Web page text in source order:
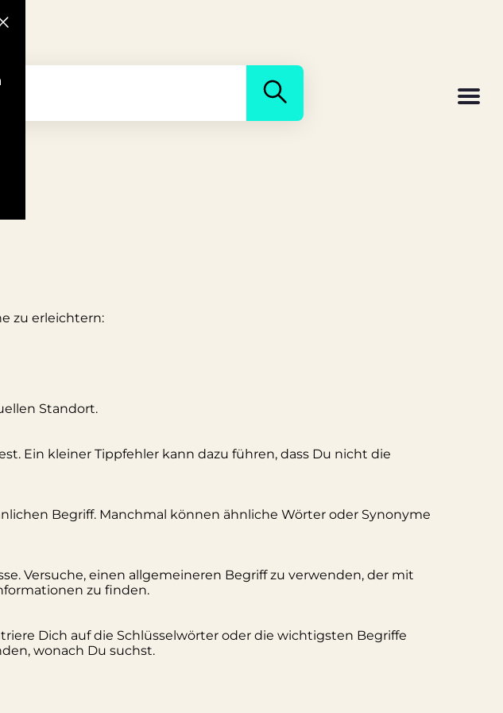
zu erleichtern:
Standort.
Ein kleiner Tippfehler kann dazu führen, dass Du nicht die
Begriff. Manchmal können ähnliche Wörter oder Synonyme
Versuche, einen allgemeineren Begriff zu verwenden, der mit
zu finden.
Dich auf die Schlüsselwörter oder die wichtigsten Begriffe
wonach Du suchst.